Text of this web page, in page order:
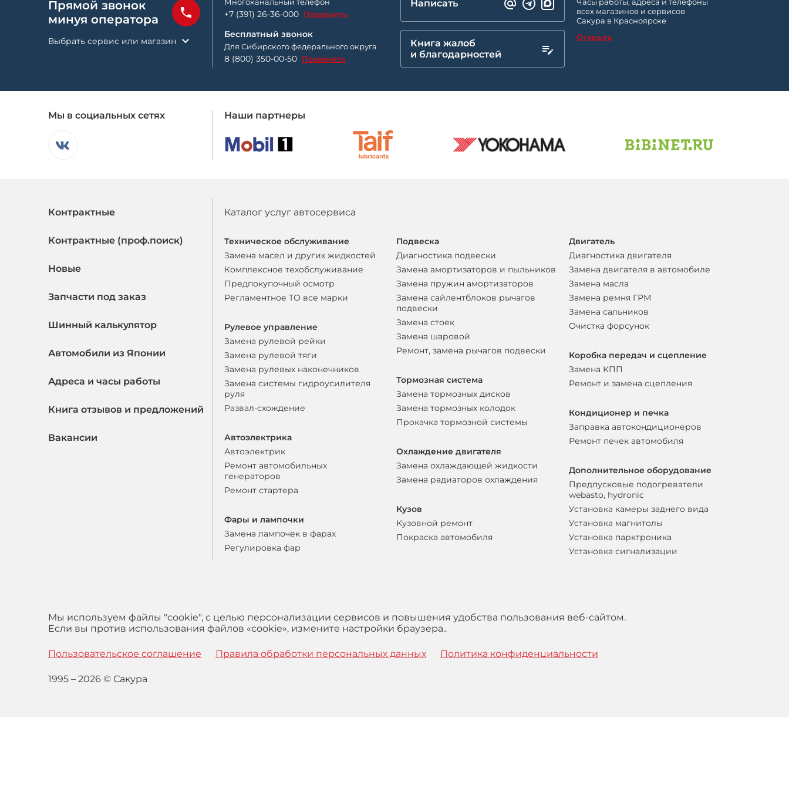
Прямой звонок
минуя оператора
Выбрать сервис или магазин
+7 (391) 26-36-000 Позвонить
Бесплатный звонок
Для Сибирского федерального округа
8 (800) 350-00-50 Позвонить
Написать
Книга жалоб
и благодарностей
всех магазинов и сервисов
Сакура в Красноярске
Открыть
Мы в социальных сетях Наши партнеры
Контрактные
Контрактные (проф.поиск)
Новые
Запчасти под заказ
Шинный калькулятор
Автомобили из Японии
Адреса и часы работы
Книга отзывов и предложений
Вакансии
Каталог услуг автосервиса
Техническое обслуживание
Замена масел и других жидкостей
Комплексное техобслуживание
Предпокупочный осмотр
Регламентное ТО все марки
Рулевое управление
Замена рулевой рейки
Замена рулевой тяги
Замена рулевых наконечников
Замена системы гидроусилителя
руля
Развал-схождение
Автоэлектрика
Автоэлектрик
Ремонт автомобильных
генераторов
Ремонт стартера
Фары и лампочки
Замена лампочек в фарах
Регулировка фар
Подвеска
Диагностика подвески
Замена амортизаторов и пыльников
Замена пружин амортизаторов
Замена сайлентблоков рычагов
подвески
Замена стоек
Замена шаровой
Ремонт, замена рычагов подвески
Тормозная система
Замена тормозных дисков
Замена тормозных колодок
Прокачка тормозной системы
Охлаждение двигателя
Замена охлаждающей жидкости
Замена радиаторов охлаждения
Кузов
Кузовной ремонт
Покраска автомобиля
Двигатель
Диагностика двигателя
Замена двигателя в автомобиле
Замена масла
Замена ремня ГРМ
Замена сальников
Очистка форсунок
Коробка передач и сцепление
Замена КПП
Ремонт и замена сцепления
Кондиционер и печка
Заправка автокондиционеров
Ремонт печек автомобиля
Дополнительное оборудование
Предпусковые подогреватели
webasto, hydronic
Установка камеры заднего вида
Установка магнитолы
Установка парктроника
Установка сигнализации
Мы используем файлы "cookie", с целью персонализации сервисов и повышения удобства пользования веб-сайтом.
Если вы против использования файлов «cookie», измените настройки браузера..
Пользовательское соглашение Правила обработки персональных данных Политика конфиденциальности
1995 – 2026 © Сакура